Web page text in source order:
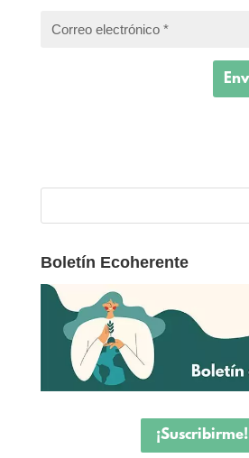
Boletín Ecoherente
¡Suscribirme!